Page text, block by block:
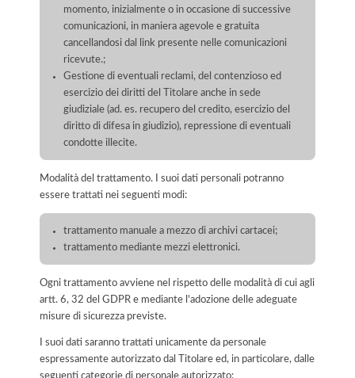
momento, inizialmente o in occasione di successive
comunicazioni, in maniera agevole e gratuita
cancellandosi dal link presente nelle comunicazioni
ricevute.;
Gestione di eventuali reclami, del contenzioso ed
esercizio dei diritti del Titolare anche in sede
giudiziale (ad. es. recupero del credito, esercizio del
diritto di difesa in giudizio), repressione di eventuali
condotte illecite.
Modalità del trattamento. I suoi dati personali potranno
essere trattati nei seguenti modi:
trattamento manuale a mezzo di archivi cartacei;
trattamento mediante mezzi elettronici.
Ogni trattamento avviene nel rispetto delle modalità di cui agli
artt. 6, 32 del GDPR e mediante l'adozione delle adeguate
misure di sicurezza previste.
I suoi dati saranno trattati unicamente da personale
espressamente autorizzato dal Titolare ed, in particolare, dalle
seguenti categorie di personale autorizzato: